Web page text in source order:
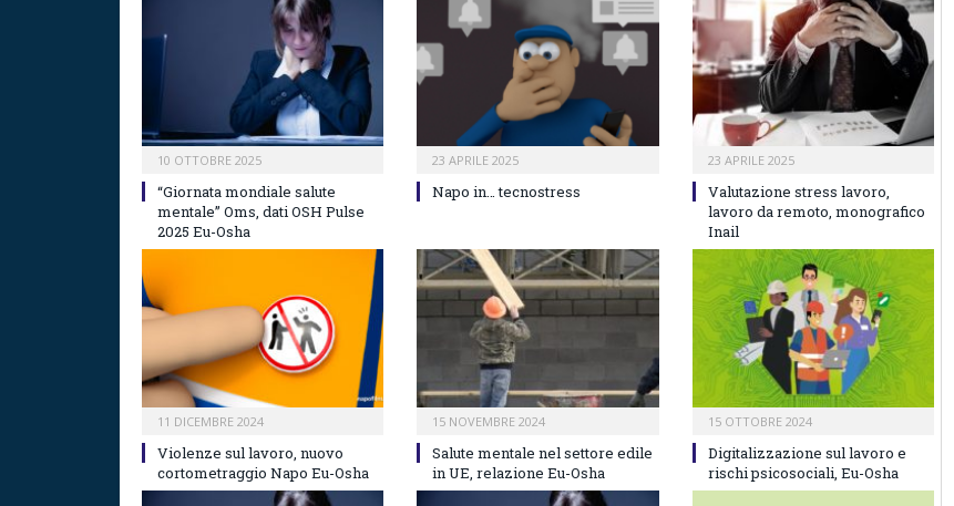
10 OTTOBRE 2025
“Giornata mondiale salute
mentale” Oms, dati OSH Pulse
2025 Eu-Osha
23 APRILE 2025
Napo in… tecnostress
23 APRILE 2025
Valutazione stress lavoro,
lavoro da remoto, monografico
Inail
11 DICEMBRE 2024
Violenze sul lavoro, nuovo
cortometraggio Napo Eu-Osha
15 NOVEMBRE 2024
Salute mentale nel settore edile
in UE, relazione Eu-Osha
15 OTTOBRE 2024
Digitalizzazione sul lavoro e
rischi psicosociali, Eu-Osha